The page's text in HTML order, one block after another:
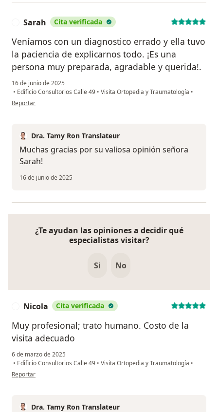
Sarah Cita verificada
Veníamos con un diagnostico errado y ella tuvo
la paciencia de explicarnos todo. ¡Es una
persona muy preparada, agradable y querida!.
16 de junio de 2025
• Edificio Consultorios Calle 49 • Visita Ortopedia y Traumatología •
en opinión del usuario Sarah
Reportar
Dra. Tamy Ron Translateur
Muchas gracias por su valiosa opinión señora
Sarah!
16 de junio de 2025
¿Te ayudan las opiniones a decidir qué
especialistas visitar?
Si No
Nicola Cita verificada
Muy profesional; trato humano. Costo de la
visita adecuado
6 de marzo de 2025
• Edificio Consultorios Calle 49 • Visita Ortopedia y Traumatología •
en opinión del usuario Nicola
Reportar
Dra. Tamy Ron Translateur